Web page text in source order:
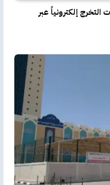
إلكترونياً عبر